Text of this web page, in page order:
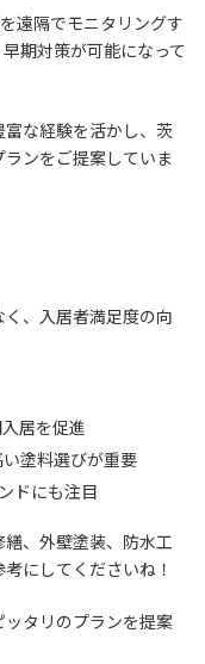
遠隔でモニタリングす
期対策が可能になって
な経験を活かし、茨
ンをご提案していま
、入居者満足度の向
居を促進
塗料選びが重要
ドにも注目
、外壁塗装、防水工
にしてくださいね！
タリのプランを提案